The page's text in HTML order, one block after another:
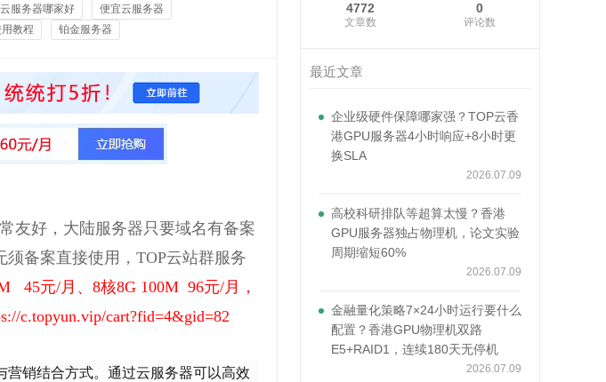
云服务器哪家好
便宜云服务器
教程 铂金服务器
友好，大陆服务器只要域名有备案
备案直接使用，TOP云站群服务
45元/月、8核8G 100M 96元/月 ，
c.topyun.vip/cart?fid=4&gid=82
营销结合方式。通过云服务器可以高效
4772
文章数
0
评论数
最近文章
企业级硬件保障哪家强？TOP云香
港GPU服务器4小时响应+8小时更
换SLA
2026.07.09
高校科研排队等超算太慢？香港
GPU服务器独占物理机，论文实验
周期缩短60%
2026.07.09
金融量化策略7×24小时运行要什么
配置？香港GPU物理机双路
E5+RAID1，连续180天无停机
2026.07.09